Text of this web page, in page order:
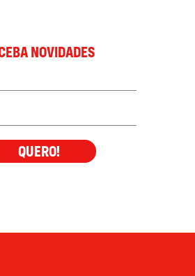
NOVIDADES
QUERO!